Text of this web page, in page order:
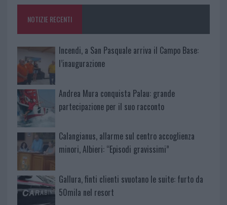
o
k
p
NOTIZIE RECENTI
Incendi, a San Pasquale arriva il Campo Base:
l’inaugurazione
Andrea Mura conquista Palau: grande
partecipazione per il suo racconto
Calangianus, allarme sul centro accoglienza
minori, Albieri: “Episodi gravissimi”
Gallura, finti clienti svuotano le suite: furto da
50mila nel resort